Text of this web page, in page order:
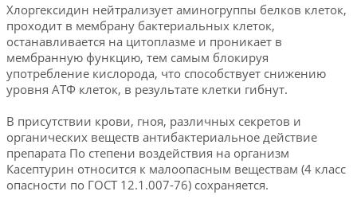
Хлоргексидин нейтрализует аминогруппы белков клеток,
проходит в мембрану бактериальных клеток,
останавливается на цитоплазме и проникает в
мембранную функцию, тем самым блокируя
употребление кислорода, что способствует снижению
уровня АТФ клеток, в результате клетки гибнут.
В присутствии крови, гноя, различных секретов и
органических веществ антибактериальное действие
препарата По степени воздействия на организм
Касептурин относится к малоопасным веществам (4 класс
опасности по ГОСТ 12.1.007-76) сохраняется.